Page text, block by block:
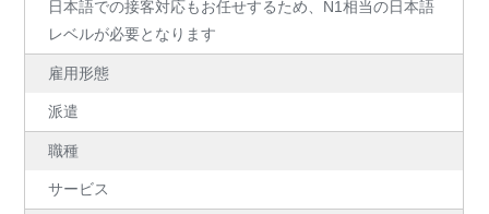
日本語での接客対応もお任せするため、N1相当の日本語
レベルが必要となります
雇用形態
派遣
職種
サービス